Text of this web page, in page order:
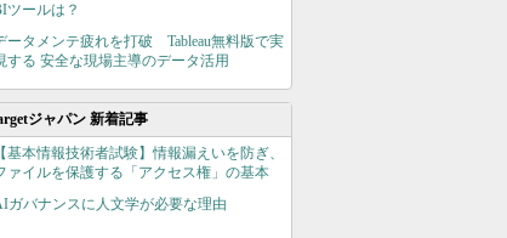
ツールは？
ータメンテ疲れを打破 Tableau無料版で実
する 安全な現場主導のデータ活用
ジャパン 新着記事
【基本情報技術者試験】情報漏えいを防ぎ、
ァイルを保護する「アクセス権」の基本
ガバナンスに人文学が必要な理由